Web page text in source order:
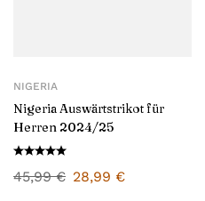
NIGERIA
Nigeria Auswärtstrikot für
Herren 2024/25
45,99€ 28,99 €